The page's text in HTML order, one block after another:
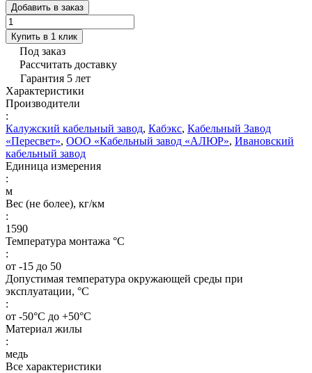
Добавить в заказ
Купить в 1 клик
Под заказ
Рассчитать доставку
Гарантия 5 лет
Характеристики
Производители
:
Калужский кабельный завод, Кабэкс, Кабельный Завод
«Пересвет», ООО «Кабельный завод «АЛЮР», Ивановский
кабельный завод
Единица измерения
:
м
Вес (не более), кг/км
:
1590
Температура монтажа °C
:
от -15 до 50
Допустимая температура окружающей среды при
эксплуатации, °C
:
от -50°С до +50°С
Материал жилы
:
медь
Все характеристики